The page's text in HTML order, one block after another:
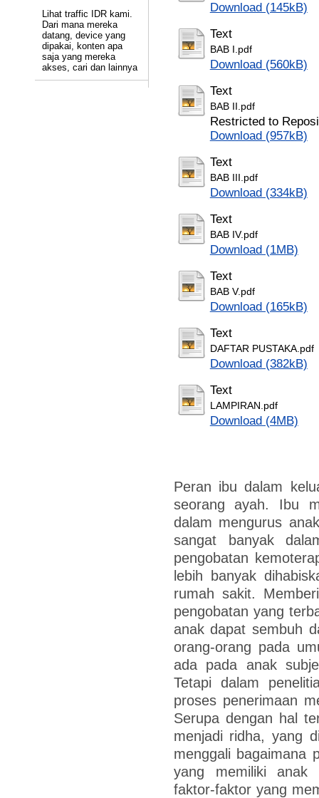
Lihat traffic IDR kami.
Dari mana mereka
datang, device yang
dipakai, konten apa
saja yang mereka
akses, cari dan lainnya
Download (145kB)
Text
BAB I.pdf
Download (560kB)
Text
BAB II.pdf
Restricted to
Download (957kB)
Text
BAB III.pdf
Download (334kB)
Text
BAB IV.pdf
Download (1MB)
Text
BAB V.pdf
Download (165kB)
Text
DAFTAR PUSTAKA.pdf
Download (382kB)
Text
LAMPIRAN.pdf
Download (4MB)
Peran ibu dalam
seorang ayah. Ibu
dalam mengurus
sangat banyak
pengobatan
lebih banyak
rumah sakit.
pengobatan yang
anak dapat sembuh
orang-orang pada
ada pada anak
Tetapi dalam
proses penerimaan
Serupa dengan hal
menjadi ridha, yang
menggali bagaimana
yang memiliki anak
faktor-faktor yang